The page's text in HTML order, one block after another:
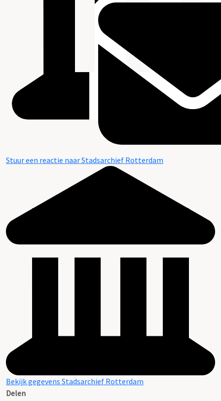
Stuur een reactie naar Stadsarchief Rotterdam
Bekijk gegevens Stadsarchief Rotterdam
Delen